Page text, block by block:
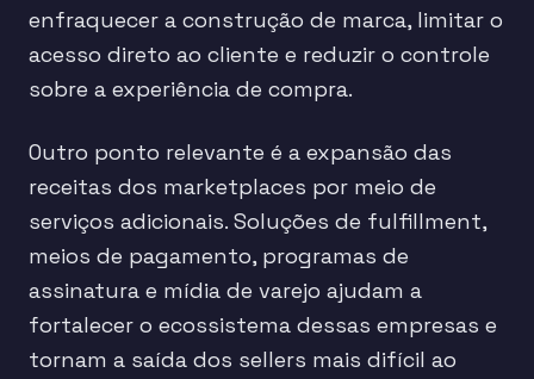
enfraquecer a construção de marca, limitar o
acesso direto ao cliente e reduzir o controle
sobre a experiência de compra.
Outro ponto relevante é a expansão das
receitas dos marketplaces por meio de
serviços adicionais. Soluções de fulfillment,
meios de pagamento, programas de
assinatura e mídia de varejo ajudam a
fortalecer o ecossistema dessas empresas e
tornam a saída dos sellers mais difícil ao